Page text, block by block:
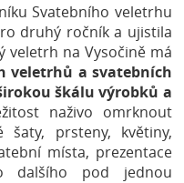
Svatebního veletrhu
druhý ročník a ujistila
veletrh na Vysočině má
veletrhů a svatebních
škálu výrobků a
naživo omrknout
šaty, prsteny, květiny,
místa, prezentace
dalšího pod jednou